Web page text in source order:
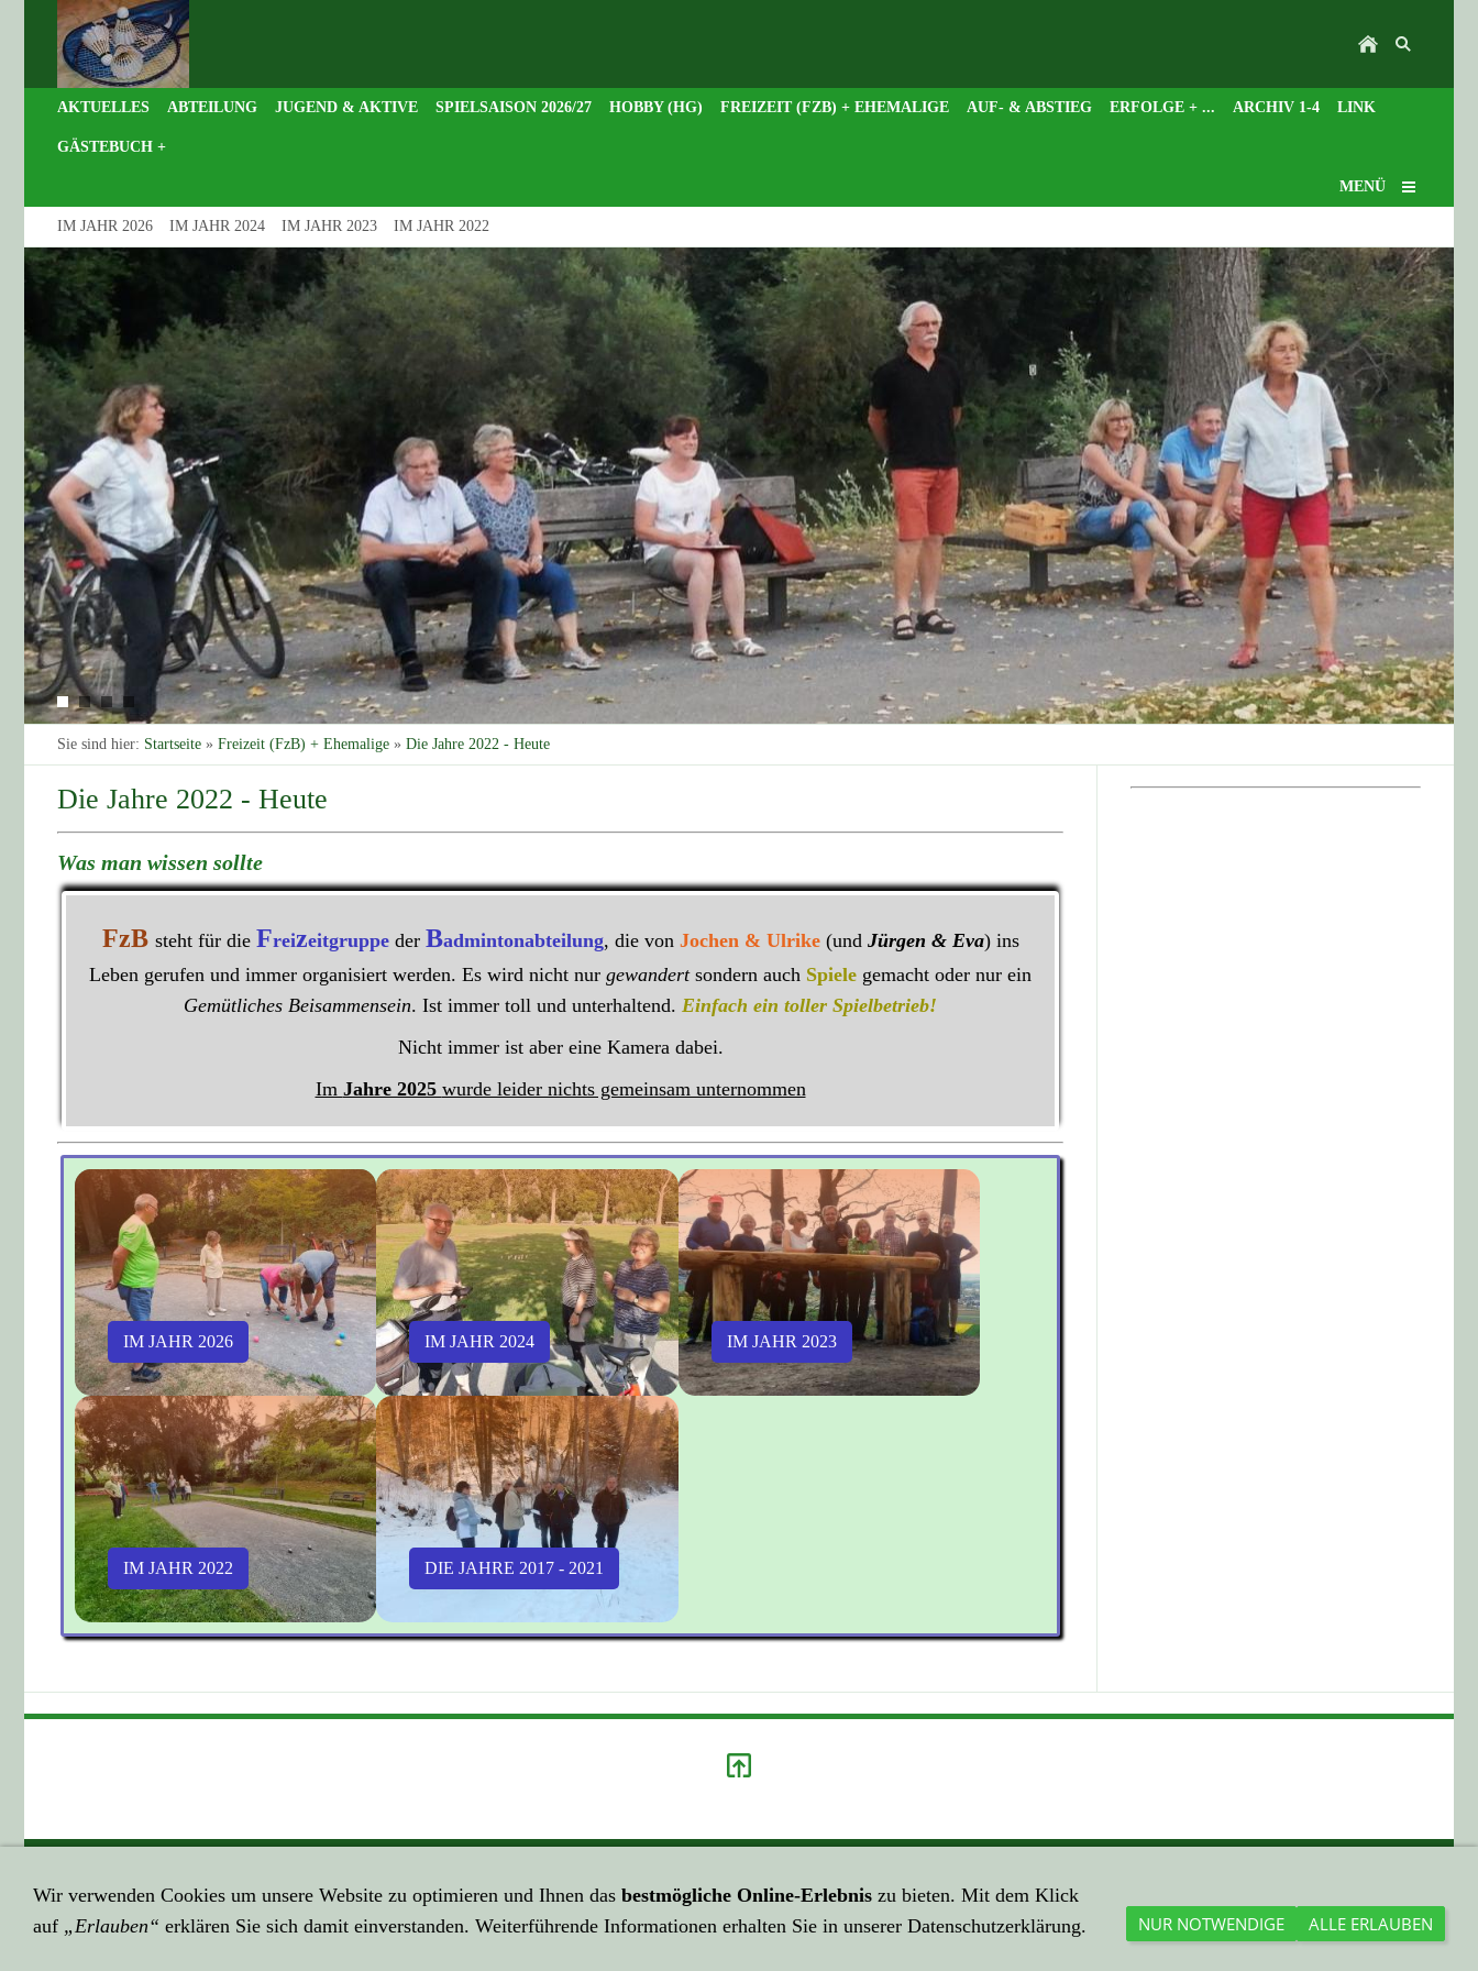
AKTUELLES ABTEILUNG JUGEND & AKTIVE SPIELSAISON 2026/27 HOBBY (HG) FREIZEIT (FZB) + EHEMALIGE AUF- & ABSTIEG ERFOLGE + ... ARCHIV 1-4 LINK
GÄSTEBUCH +
MENÜ
IM JAHR 2026 IM JAHR 2024 IM JAHR 2023 IM JAHR 2022
Sie sind hier: Startseite » Freizeit (FzB) + Ehemalige » Die Jahre 2022 - Heute
Die Jahre 2022 - Heute
Was man wissen sollte
FzB steht für die Freizeitgruppe der Badmintonabteilung, die von Jochen & Ulrike (und Jürgen & Eva) ins
Leben gerufen und immer organisiert werden. Es wird nicht nur gewandertsondern auch Spiele gemacht oder nur ein
Gemütliches Beisammensein. Ist immer toll und unterhaltend. Einfach ein toller Spielbetrieb!
Nicht immer ist aber eine Kamera dabei.
Im Jahre 2025 wurde leider nichts gemeinsam unternommen
IM JAHR 2026 IM JAHR 2024 IM JAHR 2023
IM JAHR 2022 DIE JAHRE 2017 - 2021
Datenschutzerklärung Mail an mich
Wir verwenden Cookies um unsere Website zu optimieren und Ihnen das bestmögliche Online-Erlebnis zu bieten. Mit dem Klick
auf „Erlauben“ erklären Sie sich damit einverstanden. Weiterführende Informationen erhalten Sie in unserer Datenschutzerklärung. NUR NOTWENDIGE ALLE ERLAUBEN